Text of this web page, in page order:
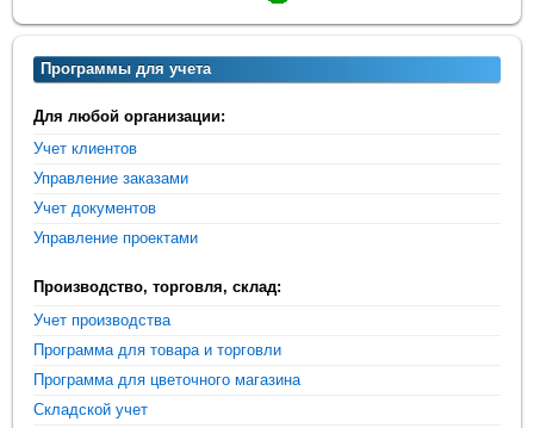
Программы для учета
Для любой организации:
Учет клиентов
Управление заказами
Учет документов
Управление проектами
Производство, торговля, склад:
Учет производства
Программа для товара и торговли
Программа для цветочного магазина
Складской учет